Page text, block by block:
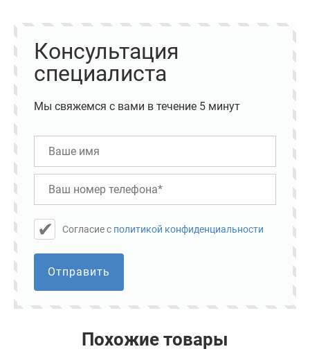
Консультация
специалиста
Мы свяжемся с вами в течение 5 минут
Cогласие с политикой конфиденциальности
Отправить
Похожие товары